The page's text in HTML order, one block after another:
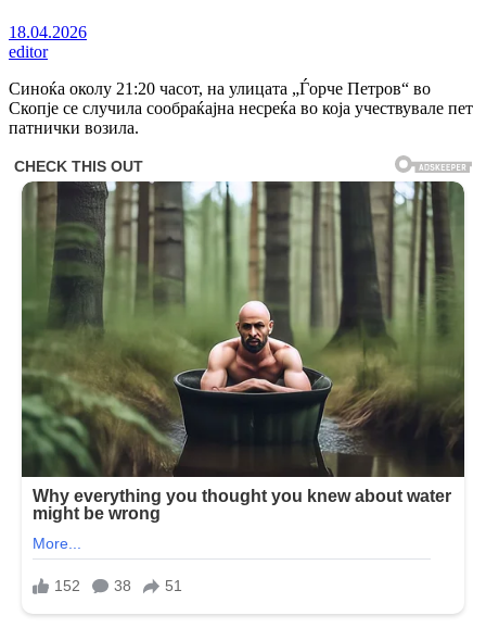
18.04.2026
editor
Синоќа околу 21:20 часот, на улицата „Ѓорче Петров“ во
Скопје се случила сообраќајна несреќа во која учествувале пет
патнички возила.